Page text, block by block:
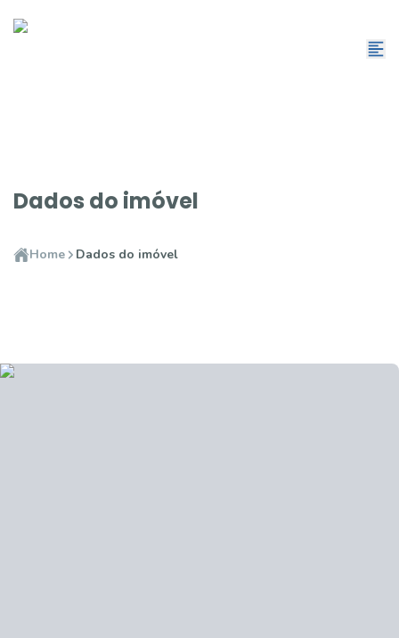
Dados do imóvel
Home Dados do imóvel